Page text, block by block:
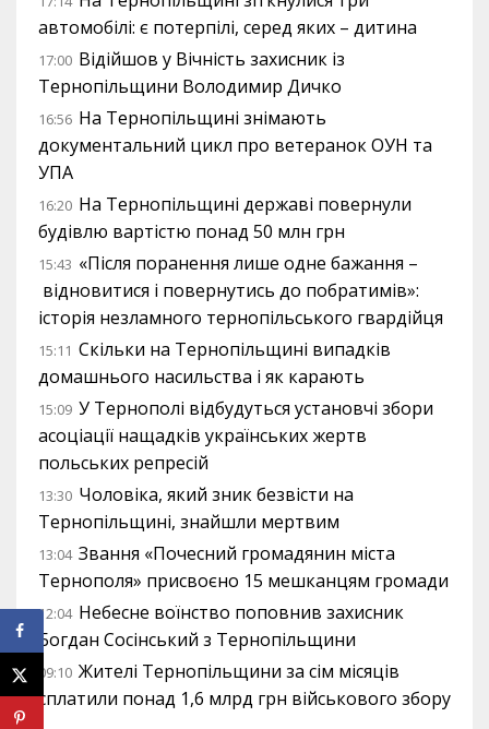
автомобілі: є потерпілі, серед яких – дитина
17:00 Відійшов у Вічність захисник із
Тернопільщини Володимир Дичко
16:56 На Тернопільщині знімають
документальний цикл про ветеранок ОУН та
УПА
16:20 На Тернопільщині державі повернули
будівлю вартістю понад 50 млн грн
15:43 «Після поранення лише одне бажання –
відновитися і повернутись до побратимів»:
історія незламного тернопільського гвардійця
15:11 Скільки на Тернопільщині випадків
домашнього насильства і як карають
15:09 У Тернополі відбудуться установчі збори
асоціації нащадків українських жертв
польських репресій
13:30 Чоловіка, який зник безвісти на
Тернопільщині, знайшли мертвим
13:04 Звання «Почесний громадянин міста
Тернополя» присвоєно 15 мешканцям громади
12:04 Небесне воїнство поповнив захисник
Богдан Сосінський з Тернопільщини
09:10 Жителі Тернопільщини за сім місяців
сплатили понад 1,6 млрд грн військового збору